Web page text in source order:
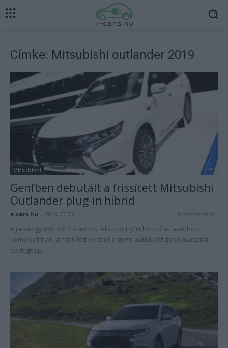
Címke: Mitsubishi outlander 2019
Mitsubishi
Genfben debütált a frissített Mitsubishi
Outlander plug-in hibrid
e-cars.hu 2018-03-07 0 hozzászólás
A japán gyártó 2013 óta most először nyúlt hozzá az autóhoz
komolyabban, a frissített verziót a genfi autókiállításon mutatták
be tegnap.